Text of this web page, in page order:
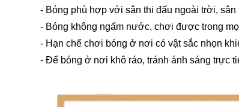
- Bóng phù hợp với sân thi đấu ngoài trời, sân
- Bóng không ngấm nước, chơi được trong
- Hạn chế chơi bóng ở nơi có vật sắc nhọn
- Để bóng ở nơi khô ráo, tránh ánh sáng trực